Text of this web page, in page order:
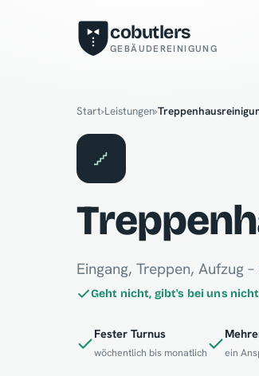
cobutlers
GEBÄUDEREINIGUNG
Start›Leistungen›
Eingang, Treppen, Aufzug
Geht nicht, gibt's bei uns
Fester Turnus
wöchentlich bis monatlich ein